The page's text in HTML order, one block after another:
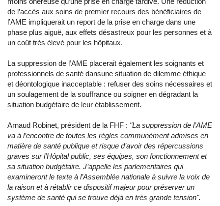
de l’accès aux soins de premier recours des bénéficiaires de
l’AME impliquerait un report de la prise en charge dans une
phase plus aiguë, aux effets désastreux pour les personnes et à
un coût très élevé pour les hôpitaux.
La suppression de l’AME placerait également les soignants et
professionnels de santé dansune situation de dilemme éthique
et déontologique inacceptable : refuser des soins nécessaires et
un soulagement de la souffrance ou soigner en dégradant la
situation budgétaire de leur établissement.
Arnaud Robinet, président de la FHF : "La suppression de l’AME
va à l’encontre de toutes les règles communément admises en
matière de santé publique et risque d’avoir des répercussions
graves sur l’Hôpital public, ses équipes, son fonctionnement et
sa situation budgétaire. J’appelle les parlementaires qui
examineront le texte à l’Assemblée nationale à suivre la voix de
la raison et à rétablir ce dispositif majeur pour préserver un
système de santé qui se trouve déjà en très grande tension".